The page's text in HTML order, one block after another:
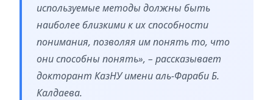
используемые методы должны быть
наиболее близкими к их способности
понимания, позволяя им понять то, что
они способны понять», – рассказывает
докторант КазНУ имени аль-Фараби Б.
Калдаева.